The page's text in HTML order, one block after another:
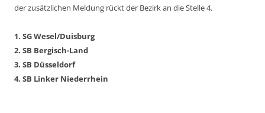
der zusätzlichen Meldung rückt der Bezirk an die Stelle 4.
1. SG Wesel/Duisburg
2. SB Bergisch-Land
3. SB Düsseldorf
4. SB Linker Niederrhein